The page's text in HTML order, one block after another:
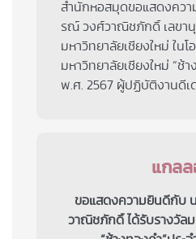
สำนักหอสมุดขอแสดงคว
รณ์ วงศ์วาณิชภักดิ์ เลขา
มหาวิทยาลัยเชียงใหม่ ในโ
มหาวิทยาลัยเชียงใหม่ “ช้า
พ.ศ. 2567 ผู้ปฏิบัติงานดีเ
แกลล
ขอแสดงความยินดีกับ
วาณิชภักดิ์ ได้รับรางวัลม